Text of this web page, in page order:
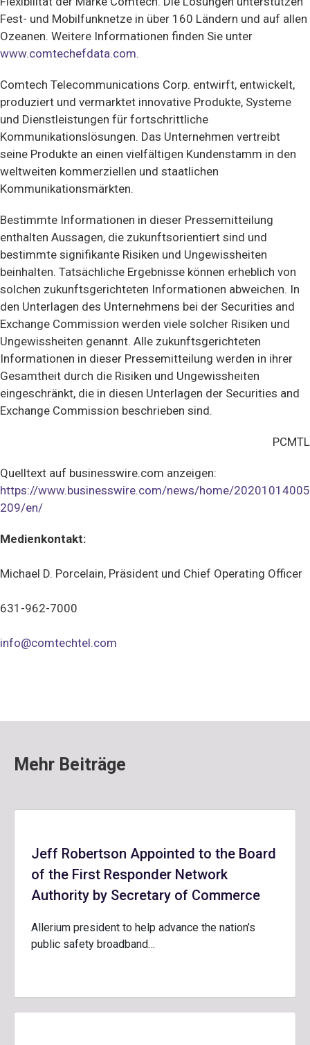
Fest- und Mobilfunknetze in über 160 Ländern und auf allen
Ozeanen. Weitere Informationen finden Sie unter
www.comtechefdata.com.
Comtech Telecommunications Corp. entwirft, entwickelt,
produziert und vermarktet innovative Produkte, Systeme
und Dienstleistungen für fortschrittliche
Kommunikationslösungen. Das Unternehmen vertreibt
seine Produkte an einen vielfältigen Kundenstamm in den
weltweiten kommerziellen und staatlichen
Kommunikationsmärkten.
Bestimmte Informationen in dieser Pressemitteilung
enthalten Aussagen, die zukunftsorientiert sind und
bestimmte signifikante Risiken und Ungewissheiten
beinhalten. Tatsächliche Ergebnisse können erheblich von
solchen zukunftsgerichteten Informationen abweichen. In
den Unterlagen des Unternehmens bei der Securities and
Exchange Commission werden viele solcher Risiken und
Ungewissheiten genannt. Alle zukunftsgerichteten
Informationen in dieser Pressemitteilung werden in ihrer
Gesamtheit durch die Risiken und Ungewissheiten
eingeschränkt, die in diesen Unterlagen der Securities and
Exchange Commission beschrieben sind.
PCMTL
Quelltext auf businesswire.com anzeigen:
https://www.businesswire.com/news/home/20201014005
209/en/
Medienkontakt:
Michael D. Porcelain, Präsident und Chief Operating Officer
631-962-7000
info@comtechtel.com
Mehr Beiträge
Jeff Robertson Appointed to the Board
of the First Responder Network
Authority by Secretary of Commerce
Allerium president to help advance the nation’s
public safety broadband…